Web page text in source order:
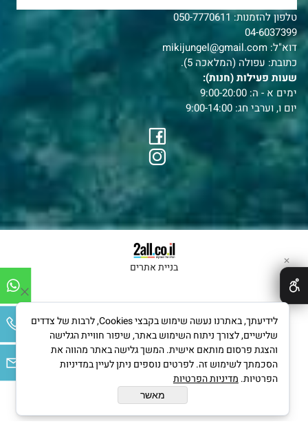
טלפון להזמנות:050-7770611
04-6037399
דוא"ל: mikijungel@gmail.com
כתובת: עפולה (המלאכה 5).
שעות פעילות (חנות):
ימים א - ה: 9:00-20:00
יום ו, וערבי חג: 9:00-14:00
בניית אתרים ✕
לידיעתך, באתרנו נעשה שימוש בקבצי Cookies, לרבות של צדדים
שלישיים, לצורך ניתוח השימוש באתר, שיפור חוויית הגלישה
והצגת פרסום מותאם אישית. המשך גלישה באתר מהווה את
הסכמתך לשימוש זה. לפרטים נוספים ניתן לעיין במדיניות
הפרטיות. מדיניות הפרטיות
מאשר